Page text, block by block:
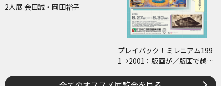
2人展 会田誠・岡田裕子
プレイバック！ミレニアム199
1→2001：版画が／版画で越え